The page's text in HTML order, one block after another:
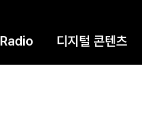
Radio 디지털 콘텐츠